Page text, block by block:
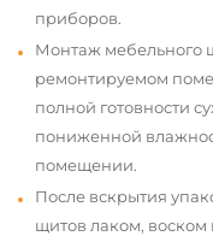
приборов.
Монтаж мебельного
ремонтируемом
полной готовности
пониженной
помещении.
После вскрытия
щитов лаком,